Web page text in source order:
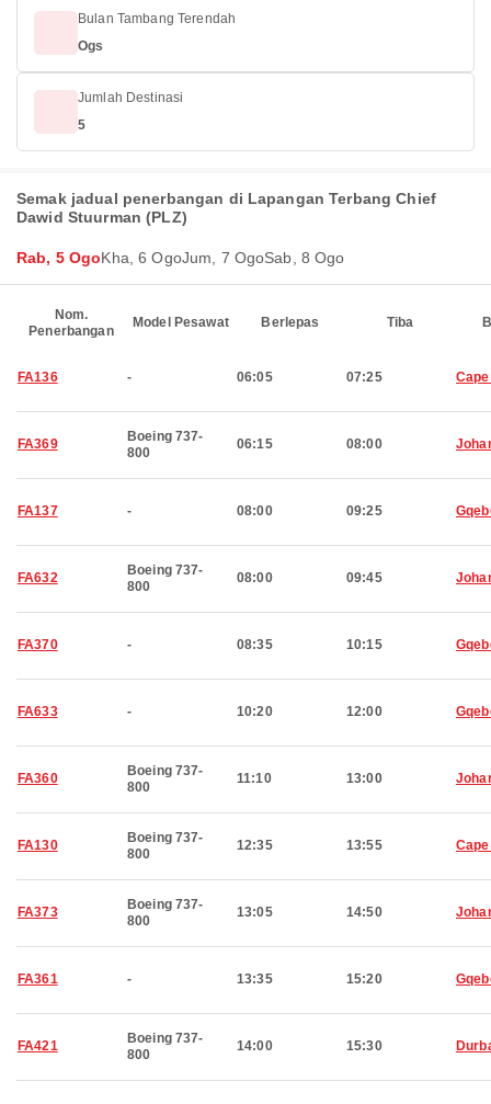
Bulan Tambang Terendah
Ogs
Jumlah Destinasi
5
Semak jadual penerbangan di Lapangan Terbang Chief
Dawid Stuurman (PLZ)
Rab, 5 OgoKha, 6 OgoJum, 7 OgoSab, 8 Ogo
Nom.
Penerbangan
Model Pesawat Berlepas Tiba
FA136 - 06:05 07:25
FA369
Boeing 737-
800
06:15 08:00
FA137 - 08:00 09:25
FA632
Boeing 737-
800
08:00 09:45
FA370 - 08:35 10:15
FA633 - 10:20 12:00
FA360
Boeing 737-
800
11:10 13:00
FA130
Boeing 737-
800
12:35 13:55
FA373
Boeing 737-
800
13:05 14:50
FA361 - 13:35 15:20
FA421
Boeing 737-
800
14:00 15:30